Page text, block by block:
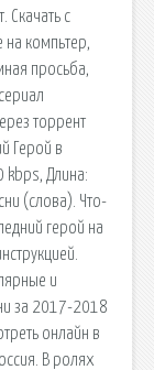
Скачать с
на компьтер,
просьба,
торрент
Герой в
kbps, Длина:
(слова). Что-
герой на
и
за 2017-2018
онлайн в
В ролях